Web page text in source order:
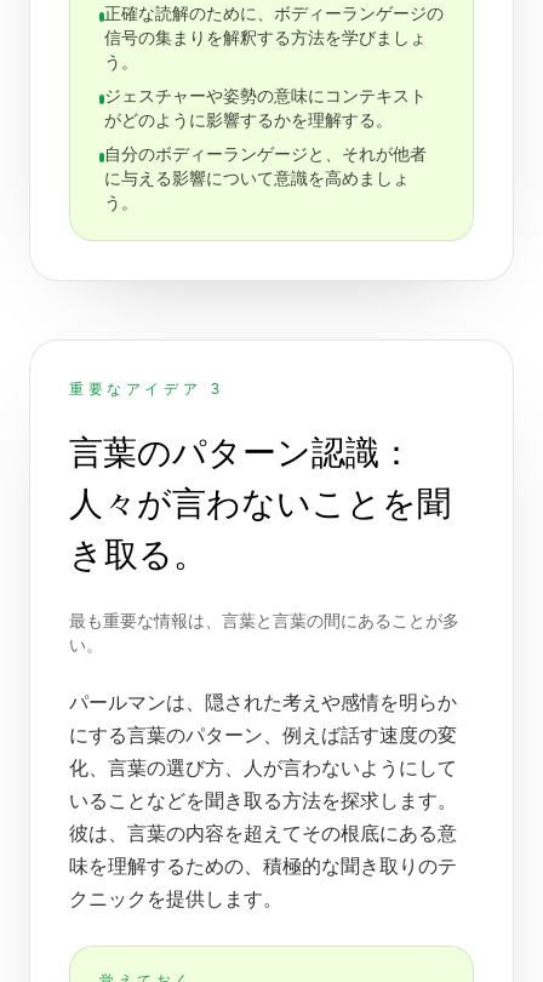
正確な読解のために、ボディーランゲージの
信号の集まりを解釈する方法を学びましょ
う。
ジェスチャーや姿勢の意味にコンテキスト
がどのように影響するかを理解する。
自分のボディーランゲージと、それが他者
に与える影響について意識を高めましょ
う。
重要なアイデア 3
言葉のパターン認識：
人々が言わないことを聞
き取る。
最も重要な情報は、言葉と言葉の間にあることが多
い。
パールマンは、隠された考えや感情を明らか
にする言葉のパターン、例えば話す速度の変
化、言葉の選び方、人が言わないようにして
いることなどを聞き取る方法を探求します。
彼は、言葉の内容を超えてその根底にある意
味を理解するための、積極的な聞き取りのテ
クニックを提供します。